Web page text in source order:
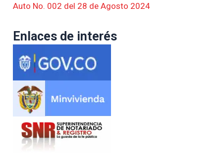
Auto No. 002 del 28 de Agosto 2024
Enlaces de interés